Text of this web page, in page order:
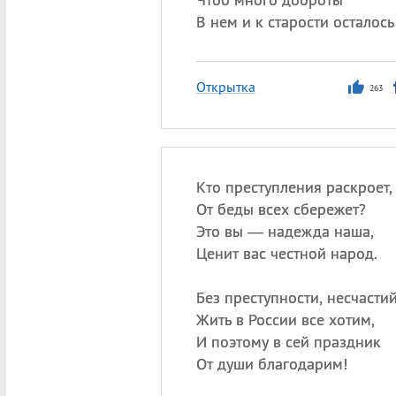
В нем и к старости
Открытка 263
Кто преступления раскроет,
От беды всех сбережет?
Это вы — надежда наша,
Ценит вас честной народ.
Без преступности,
Жить в России все хотим,
И поэтому в сей праздник
От души благодарим!